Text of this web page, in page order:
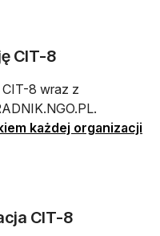
CIT-8
CIT-8 wraz z
każdej organizacji
CIT-8